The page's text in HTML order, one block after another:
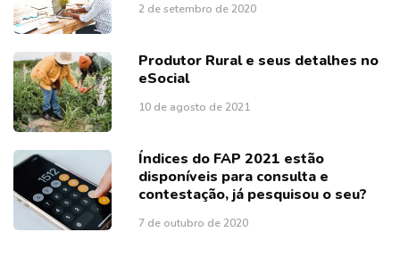
2 de setembro de 2020
Produtor Rural e seus detalhes no
eSocial
10 de agosto de 2021
Índices do FAP 2021 estão
disponíveis para consulta e
contestação, já pesquisou o seu?
7 de outubro de 2020